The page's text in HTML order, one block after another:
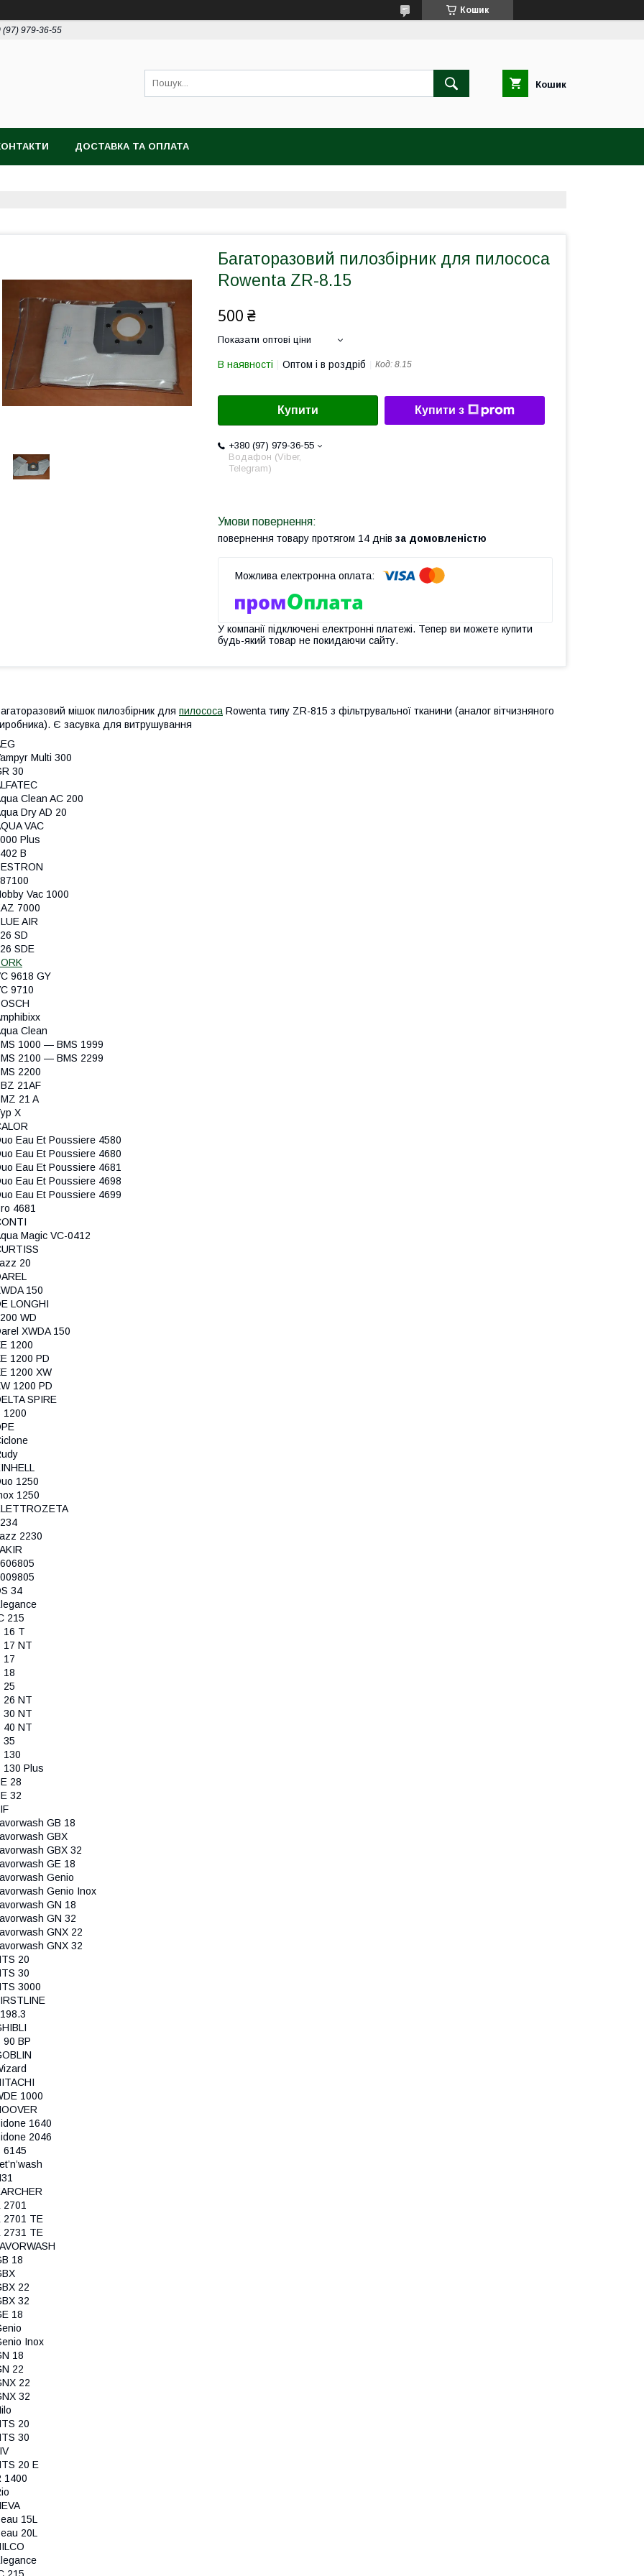
Кошик
(97) 979-36-55
Кошик
ДОСТАВКА ТА ОПЛАТА
Багаторазовий пилозбірник для пилососа
Rowenta ZR-8.15
500 ₴
Показати оптові ціни
В наявності Оптом і в роздріб Код: 8.15
Купити Купити з
+380 (97) 979-36-55
Водафон (Viber,
Telegram)
повернення товару протягом 14 днів за домовленістю
У компанії підключені електронні платежі. Тепер ви можете купити
будь-який товар не покидаючи сайту.
мішок пилозбірник для пилососа Rowenta типу ZR-815 з фільтрувальної тканини (аналог вітчизняного
Є засувка для витрушування
Multi 300
30
Clean AC 200
Dry AD 20
VAC
Plus
B
Vac 1000
7000
AIR
SD
SDE
9618 GY
9710
Clean
1000 — BMS 1999
2100 — BMS 2299
2200
21AF
21 A
X
Eau Et Poussiere 4580
Eau Et Poussiere 4680
Eau Et Poussiere 4681
Eau Et Poussiere 4698
Eau Et Poussiere 4699
4681
Magic VC-0412
20
150
LONGHI
WD
XWDA 150
1200
1200 PD
1200 XW
1200 PD
SPIRE
1200
1250
1250
2230
34
215
16 T
17 NT
17
18
25
26 NT
30 NT
40 NT
35
130
130 Plus
28
32
GB 18
GBX
GBX 32
GE 18
Genio
Genio Inox
GN 18
GN 32
GNX 22
GNX 32
20
30
3000
90 BP
1000
1640
2046
6145
2701
2701 TE
2731 TE
18
22
32
18
Inox
18
22
22
32
20
30
20 E
1400
15L
20L
215